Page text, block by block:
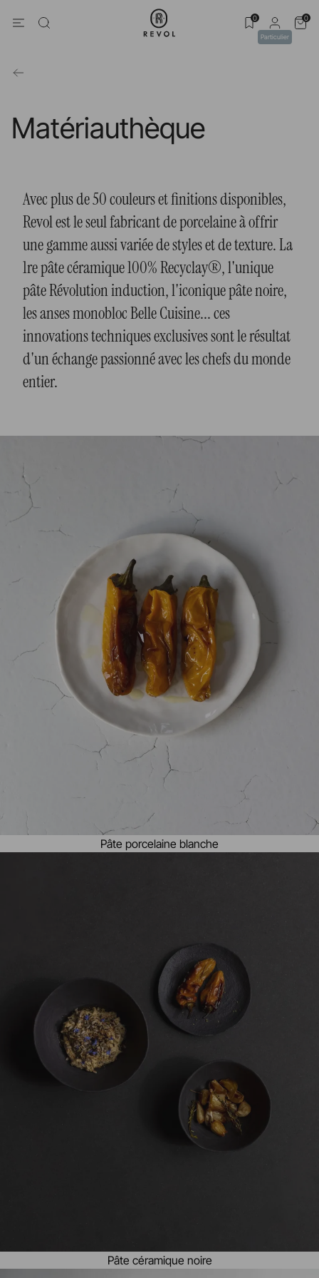
Particulier
0 0
Matériauthèque
Avec plus de 50 couleurs et finitions disponibles,
Revol est le seul fabricant de porcelaine à offrir
une gamme aussi variée de styles et de texture. La
1re pâte céramique 100% Recyclay®, l'unique
pâte Révolution induction, l'iconique pâte noire,
les anses monobloc Belle Cuisine... ces
innovations techniques exclusives sont le résultat
d'un échange passionné avec les chefs du monde
entier.
Pâte porcelaine blanche
Pâte céramique noire